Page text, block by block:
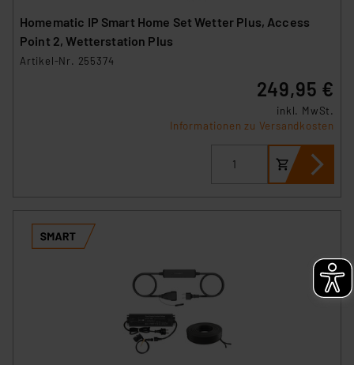
Homematic IP Smart Home Set Wetter Plus, Access
Point 2, Wetterstation Plus
Artikel-Nr. 255374
249,95 €
inkl. MwSt.
Informationen zu Versandkosten